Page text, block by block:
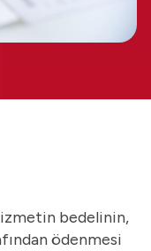
bedelinin,
ödenmesi